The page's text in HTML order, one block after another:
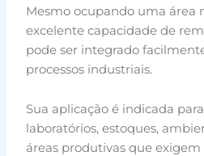
Mesmo ocupando uma área
excelente capacidade de
pode ser integrado
processos industriais.
Sua aplicação é indicada
laboratórios, estoques,
áreas produtivas que